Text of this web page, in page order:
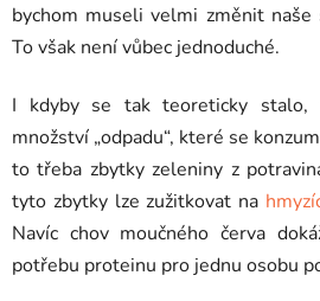
bychom museli velmi změnit naše
To však není vůbec jednoduché.
I kdyby se tak teoreticky
množství „odpadu“, které se
to třeba zbytky zeleniny z
tyto zbytky lze zužitkovat na
Navíc chov moučného červa
potřebu proteinu pro jednu osobu